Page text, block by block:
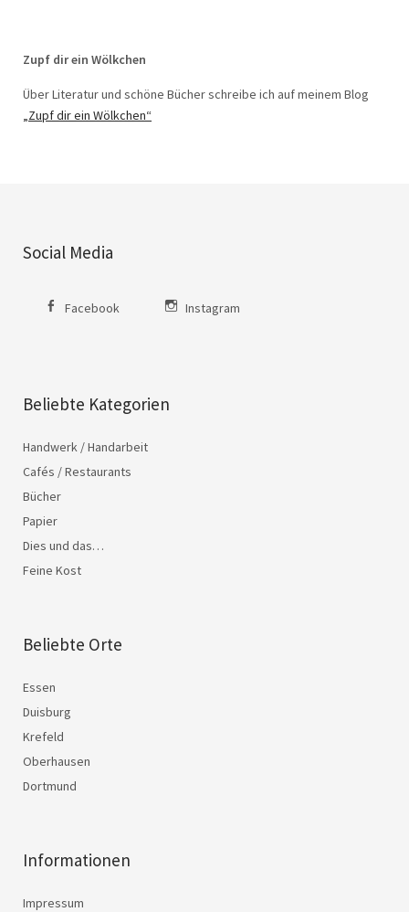
Zupf dir ein Wölkchen
Über Literatur und schöne Bücher schreibe ich auf meinem Blog
„Zupf dir ein Wölkchen“
Social Media
Facebook Instagram
Beliebte Kategorien
Handwerk / Handarbeit
Cafés / Restaurants
Bücher
Papier
Dies und das…
Feine Kost
Beliebte Orte
Essen
Duisburg
Krefeld
Oberhausen
Dortmund
Informationen
Impressum